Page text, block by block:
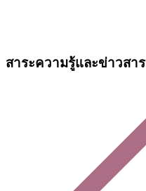
สาระความรู้และข่าวสาร